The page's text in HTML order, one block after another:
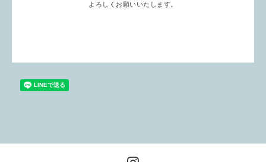
よろしくお願いいたします。